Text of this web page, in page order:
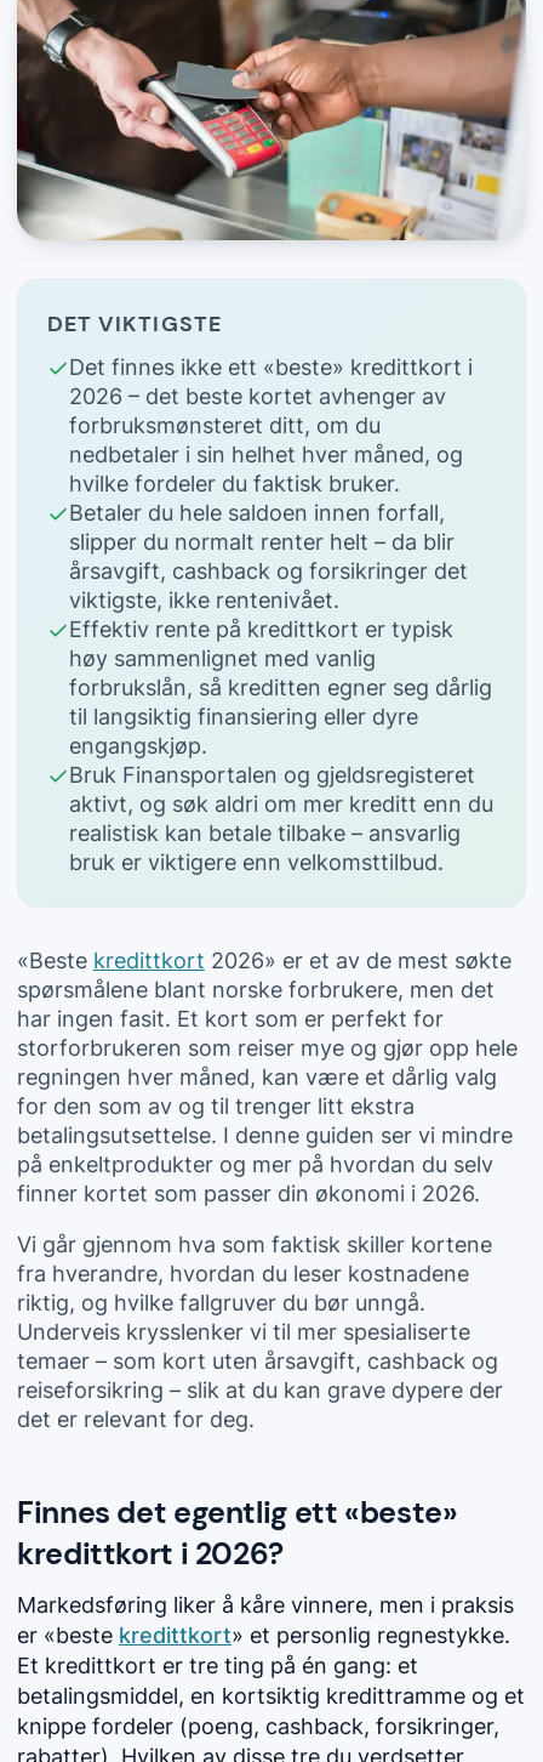
DET VIKTIGSTE
Det finnes ikke ett «beste» kredittkort i
2026 – det beste kortet avhenger av
forbruksmønsteret ditt, om du
nedbetaler i sin helhet hver måned, og
hvilke fordeler du faktisk bruker.
Betaler du hele saldoen innen forfall,
slipper du normalt renter helt – da blir
årsavgift, cashback og forsikringer det
viktigste, ikke rentenivået.
Effektiv rente på kredittkort er typisk
høy sammenlignet med vanlig
forbrukslån, så kreditten egner seg dårlig
til langsiktig finansiering eller dyre
engangskjøp.
Bruk Finansportalen og gjeldsregisteret
aktivt, og søk aldri om mer kreditt enn du
realistisk kan betale tilbake – ansvarlig
bruk er viktigere enn velkomsttilbud.
«Beste kredittkort 2026» er et av de mest søkte
spørsmålene blant norske forbrukere, men det
har ingen fasit. Et kort som er perfekt for
storforbrukeren som reiser mye og gjør opp hele
regningen hver måned, kan være et dårlig valg
for den som av og til trenger litt ekstra
betalingsutsettelse. I denne guiden ser vi mindre
på enkeltprodukter og mer på hvordan du selv
finner kortet som passer din økonomi i 2026.
Vi går gjennom hva som faktisk skiller kortene
fra hverandre, hvordan du leser kostnadene
riktig, og hvilke fallgruver du bør unngå.
Underveis krysslenker vi til mer spesialiserte
temaer – som kort uten årsavgift, cashback og
reiseforsikring – slik at du kan grave dypere der
det er relevant for deg.
Finnes det egentlig ett «beste»
kredittkort i 2026?
Markedsføring liker å kåre vinnere, men i praksis
er «beste kredittkort» et personlig regnestykke.
Et kredittkort er tre ting på én gang: et
betalingsmiddel, en kortsiktig kredittramme og et
knippe fordeler (poeng, cashback, forsikringer,
rabatter). Hvilken av disse tre du verdsetter